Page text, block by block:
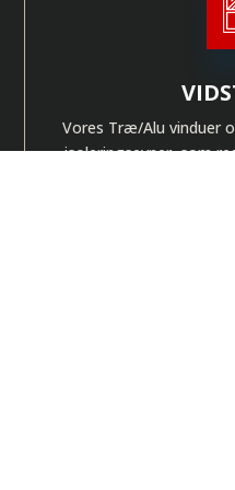
Vores Træ/Alu vinduer
isoleringsevner, som